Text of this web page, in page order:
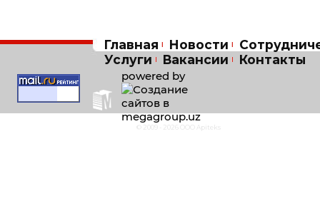
powered by
© 2009 - 2026 OOO Apiteks
Главная Новости
Услуги
Вакансии Контакты